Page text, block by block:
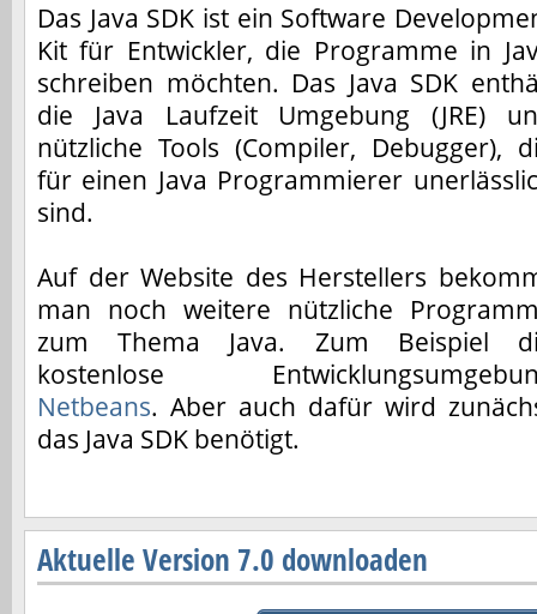
Das Java SDK ist ein Software
Kit für Entwickler, die Programme in
schreiben möchten. Das Java SDK
die Java Laufzeit Umgebung (JRE)
nützliche Tools (Compiler, Debugger),
für einen Java Programmierer
sind.
Auf der Website des Herstellers
man noch weitere nützliche
zum Thema Java. Zum Beispiel
kostenlose
Netbeans. Aber auch dafür wird
das Java SDK benötigt.
Aktuelle Version 7.0 downloaden